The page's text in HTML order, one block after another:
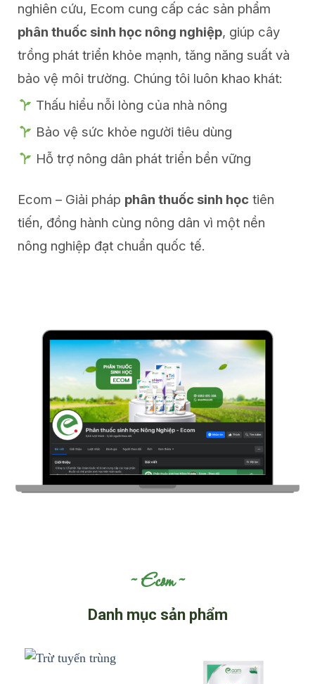
nghiên cứu, Ecom cung cấp các sản phẩm
phân thuốc sinh học nông nghiệp, giúp cây
trồng phát triển khỏe mạnh, tăng năng suất và
bảo vệ môi trường. Chúng tôi luôn khao khát:
Thấu hiểu nỗi lòng của nhà nông
Bảo vệ sức khỏe người tiêu dùng
Hỗ trợ nông dân phát triển bền vững
Ecom – Giải pháp phân thuốc sinh học tiên
tiến, đồng hành cùng nông dân vì một nền
nông nghiệp đạt chuẩn quốc tế.
Ecom
Danh mục sản phẩm